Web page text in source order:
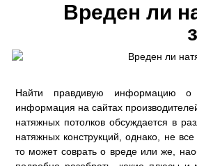
Вреден ли
Найти правдивую информацию о
информация на сайтах
натяжных потолков обсуждается в
натяжных конструкций, однако, не
то может соврать о вреде или же,